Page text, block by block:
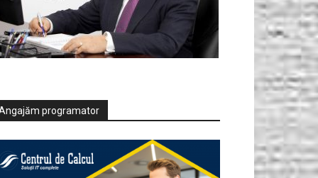
programator